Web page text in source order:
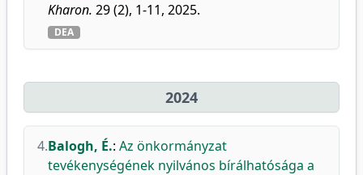
Kharon. 29 (2), 1-11, 2025.
DEA
2024
4.Balogh, É.: Az önkormányzat
tevékenységének nyilvános bírálhatósága a